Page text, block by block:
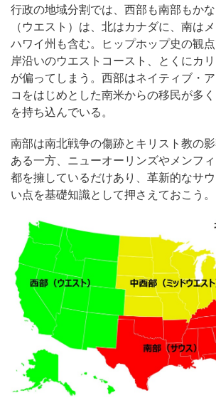
行政の地域分割では、西部も南部もか
（ウエスト）は、北はカナダに、南は
ハワイ州も含む。ヒップホップ史の観
岸沿いのウエストコースト、とくにカ
が偏ってしまう。西部はネイティブ・
コをはじめとした南米からの移民が多
を持ち込んでいる。
南部は南北戦争の傷跡とキリスト教の
ある一方、ニューオーリンズやメンフ
都を擁しているだけあり、革新的なサ
い点を基礎知識として押さえておこう。